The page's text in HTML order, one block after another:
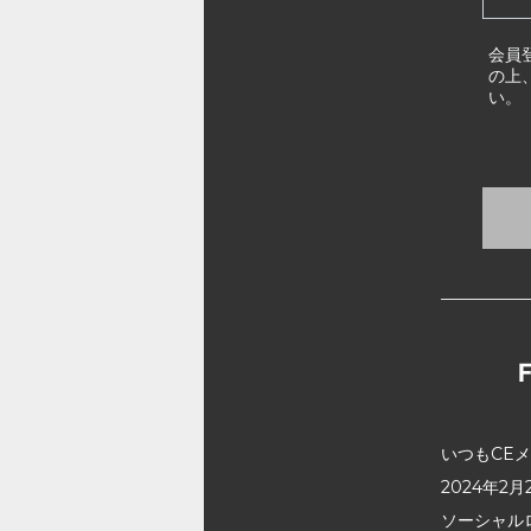
会員
の上
い。
いつもCE
2024年2月
ソーシャ